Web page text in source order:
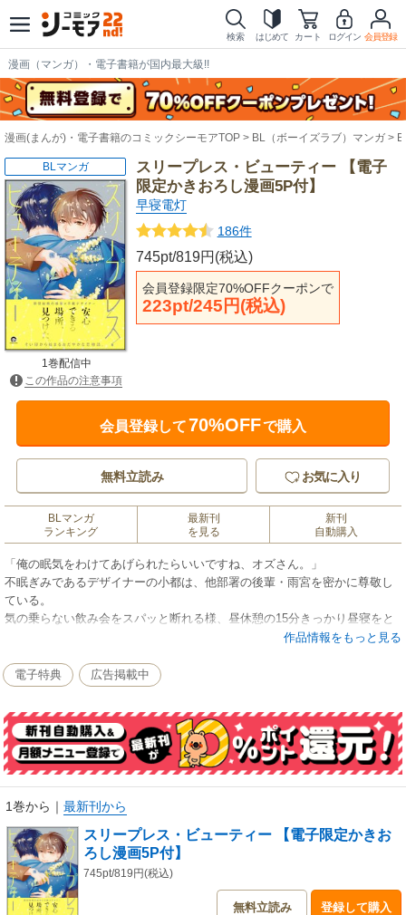
検索 はじめて カート ログイン 会員登録
漫画（マンガ）・電子書籍が国内最大級!!
漫画(まんが)・電子書籍のコミックシーモアTOP BL（ボーイズラブ）マンガ
スリープレス・ビューティー 【電子
限定かきおろし漫画5P付】
早寝電灯
186件
745pt/819円(税込)
会員登録限定70%OFFクーポンで
223pt/245円(税込)
BLマンガ
1巻配信中
この作品の注意事項
会員登録して70%OFFで購入
無料立読み お気に入り
BLマンガ
ランキング
最新刊
を見る
新刊
自動購入
「俺の眠気をわけてあげられたらいいですね、オズさん。」
不眠ぎみであるデザイナーの小都は、他部署の後輩・雨宮を密かに尊敬し
ている。
気の乗らない飲み会をスパッと断れる様、昼休憩の15分きっかり昼寝をと
小都は羨望のまなざしを向けていた。
ある日の帰り道、雨宮に飲みに誘われ、お酒の力もあり小都はつい不眠の
悩みをこぼしてしまう。
その後、酔いつぶれた雨宮を家へ泊めることに。
★雑誌掲載時のカラーを完全収録!!
作品情報をもっと見る
電子特典 広告掲載中
1巻から ｜ 最新刊から
スリープレス・ビューティー 【電子限定かきお
ろし漫画5P付】
745pt/819円(税込)
無料立読み 登録して購入